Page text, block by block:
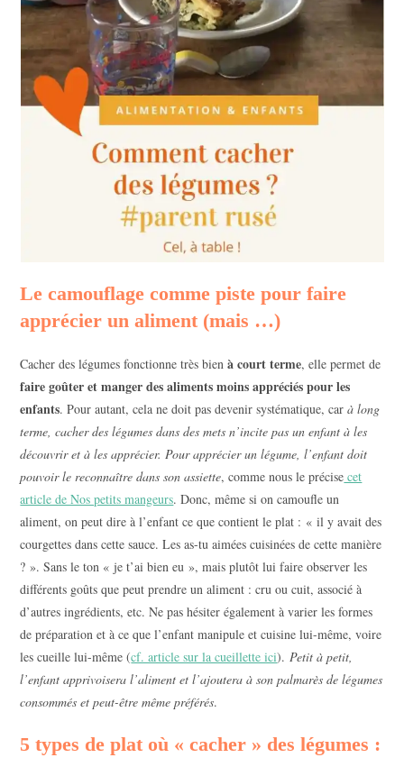
Le camouflage comme piste pour faire
apprécier un aliment (mais …)
Cacher des légumes fonctionne très bienà court terme, elle permet de
faire goûter et manger des aliments moins appréciés pour les
enfants. Pour autant, cela ne doit pas devenir systématique, carà long
terme, cacher des légumes dans des mets n’incite pas un enfant à les
découvrir et à les apprécier. Pour apprécier un légume, l’enfant doit
pouvoir le reconnaître dans son assiette, comme nous le précise cet
article de Nos petits mangeurs. Donc, même si on camoufle un
aliment, on peut dire à l’enfant ce que contient le plat : « il y avait des
courgettes dans cette sauce. Les as-tu aimées cuisinées de cette manière
? ». Sans le ton « je t’ai bien eu », mais plutôt lui faire observer les
différents goûts que peut prendre un aliment : cru ou cuit, associé à
d’autres ingrédients, etc. Ne pas hésiter également à varier les formes
de préparation et à ce que l’enfant manipule et cuisine lui-même, voire
les cueille lui-même (cf. article sur la cueillette ici). Petit à petit,
l’enfant apprivoisera l’aliment et l’ajoutera à son palmarès de légumes
consommés et peut-être même préférés.
5 types de plat où « cacher » des légumes :